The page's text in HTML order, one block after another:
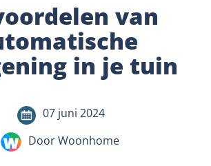
van
in je tuin
07 juni 2024
Door Woonhome